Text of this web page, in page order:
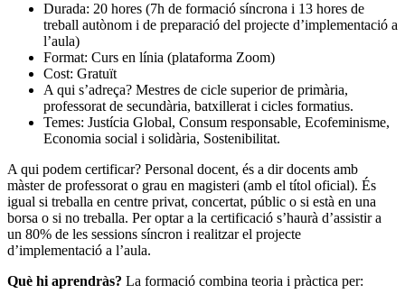
Durada: 20 hores (7h de formació síncrona i 13 hores de
treball autònom i de preparació del projecte d’implementació a
l’aula)
Format: Curs en línia (plataforma Zoom)
Cost: Gratuït
A qui s’adreça? Mestres de cicle superior de primària,
professorat de secundària, batxillerat i cicles formatius.
Temes: Justícia Global, Consum responsable, Ecofeminisme,
Economia social i solidària, Sostenibilitat.
A qui podem certificar? Personal docent, és a dir docents amb
màster de professorat o grau en magisteri (amb el títol oficial). És
igual si treballa en centre privat, concertat, públic o si està en una
borsa o si no treballa. Per optar a la certificació s’haurà d’assistir a
un 80% de les sessions síncron i realitzar el projecte
d’implementació a l’aula.
Què hi aprendràs? La formació combina teoria i pràctica per: